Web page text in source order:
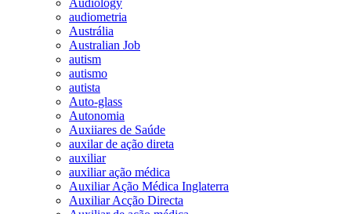
audiometria
Austrália
Australian Job
autism
autismo
autista
Auto-glass
Autonomia
Auxiiares de Saúde
auxilar de ação direta
auxiliar
auxiliar ação médica
Auxiliar Ação Médica Inglaterra
Auxiliar Acção Directa